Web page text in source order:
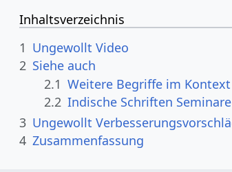
Inhaltsverzeichnis
1
Ungewollt‏‎ Video
2 Siehe auch
2.1
2.2 Indische Schriften Seminare
3
Ungewollt‏‎
4 Zusammenfassung